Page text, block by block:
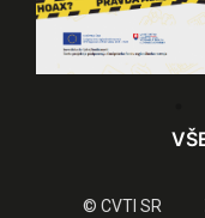
© CVTI SR